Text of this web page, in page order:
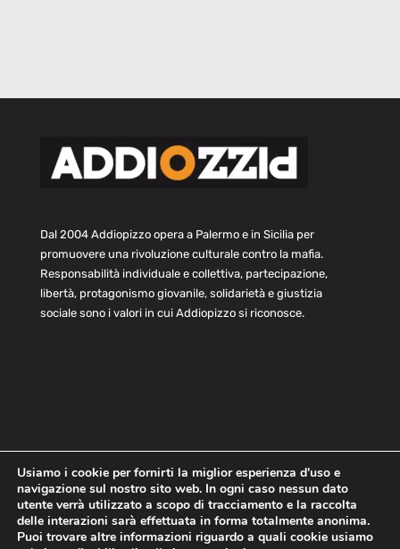
Dal 2004 Addiopizzo opera a Palermo e in Sicilia per
promuovere una rivoluzione culturale contro la mafia.
Responsabilità individuale e collettiva, partecipazione,
libertà, protagonismo giovanile, solidarietà e giustizia
sociale sono i valori in cui Addiopizzo si riconosce.
Home Statuto e bilancio
Contatti
Privacy
Cookie Child Protection Policy
Usiamo i cookie per fornirti la miglior esperienza d'uso e
navigazione sul nostro sito web. In ogni caso nessun dato
utente verrà utilizzato a scopo di tracciamento e la raccolta
delle interazioni sarà effettuata in forma totalmente anonima.
Puoi trovare altre informazioni riguardo a quali cookie usiamo